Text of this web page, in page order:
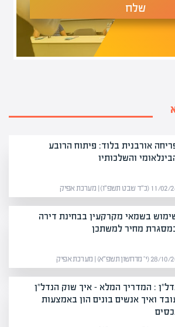
שלח
אורבנית בלוד: פיתוח הרובע
והשלכותיו
(כ״ד שבט תשפ״ו) | מערכת אפיק
בשמאי מקרקעין בבחינת דירה
מחיר למשתכן
(י׳ מרחשון תשפ״א) | מערכת אפיק
: המדריך המלא – איך שוק הנדל"ן
ואיך אנשים בונים הון באמצעות